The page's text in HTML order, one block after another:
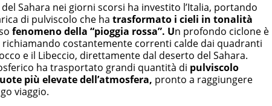
Sahara nei giorni scorsi ha investito l’Italia, portando
di pulviscolo che ha trasformato i cieli in tonalità
fenomeno della “pioggia rossa”. Un profondo ciclone è
costantemente correnti calde dai quadranti
e il Libeccio, direttamente dal deserto del Sahara.
ha trasportato grandi quantità di pulviscolo
più elevate dell’atmosfera, pronto a raggiungere
viaggio.